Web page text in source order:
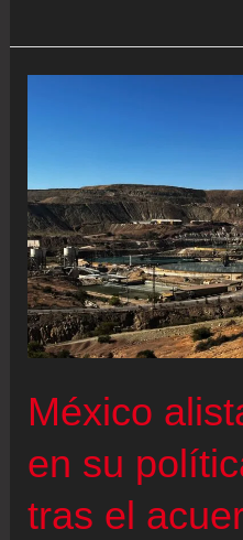
‘futurólogo’
IA
hará
el
80%
de
nuestro
en
próximos
años”
México
en su
tras el